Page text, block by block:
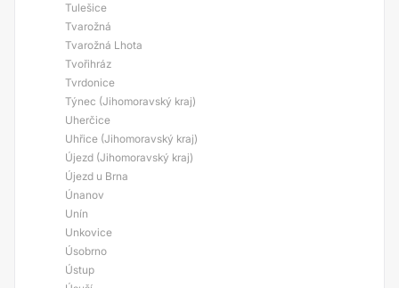
Tulešice
Tvarožná
Tvarožná Lhota
Tvořihráz
Tvrdonice
Týnec (Jihomoravský kraj)
Uherčice
Uhřice (Jihomoravský kraj)
Újezd (Jihomoravský kraj)
Újezd u Brna
Únanov
Unín
Unkovice
Úsobrno
Ústup